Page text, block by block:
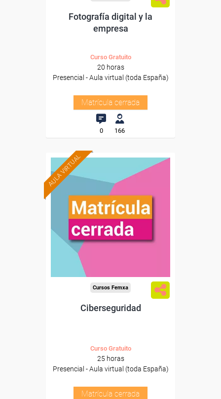
Fotografía digital y la
empresa
Curso Gratuito
20 horas
Presencial - Aula virtual (toda España)
Matrícula cerrada
0 166
AULA VIRTUAL
Cursos Femxa
Ciberseguridad
Curso Gratuito
25 horas
Presencial - Aula virtual (toda España)
Matrícula cerrada